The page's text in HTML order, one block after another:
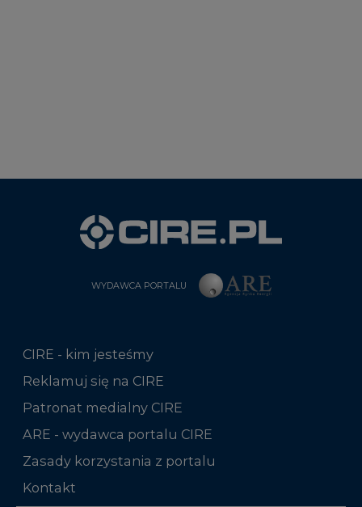
WYDAWCA PORTALU
CIRE - kim jesteśmy
Reklamuj się na CIRE
Patronat medialny CIRE
ARE - wydawca portalu CIRE
Zasady korzystania z portalu
Kontakt